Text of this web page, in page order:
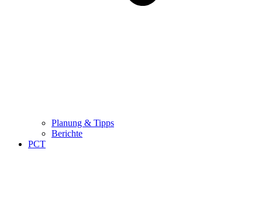
Planung & Tipps
Berichte
PCT